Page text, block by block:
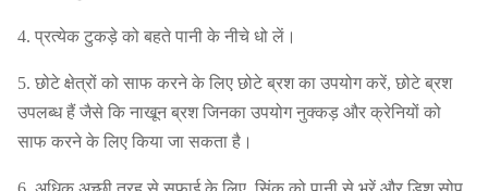
लोडिंग
120PCS गारंटी
समारोह/
सुरक्षा कट आउट स्विच टचपैड स्विच,
आंतरिक सर्किट बोर्ड।सेंसर, काउंटर
4. प्रत्येक टुकड़े को बहते पानी के नीचे धो लें।
5. छोटे क्षेत्रों को साफ करने के लिए छोटे ब्रश का उपयोग करें, छोटे ब्रश
उपलब्ध हैं जैसे कि नाखून ब्रश जिनका उपयोग नुक्कड़ और क्रेनियों को
साफ करने के लिए किया जा सकता है।